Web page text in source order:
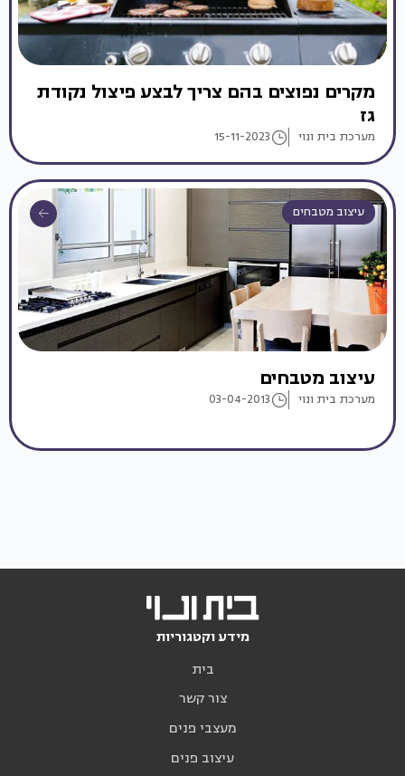
מקרים נפוצים בהם צריך לבצע פיצול נקודת
גז
מערכת בית ונוי 15-11-2023
עיצוב מטבחים
עיצוב מטבחים
מערכת בית ונוי 03-04-2013
מידע וקטגוריות
בית
צור קשר
מעצבי פנים
עיצוב פנים